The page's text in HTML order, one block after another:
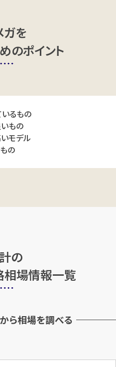
ガを
のポイント
るもの
もの
モデル
の
の
場情報一覧
ら相場を調べる